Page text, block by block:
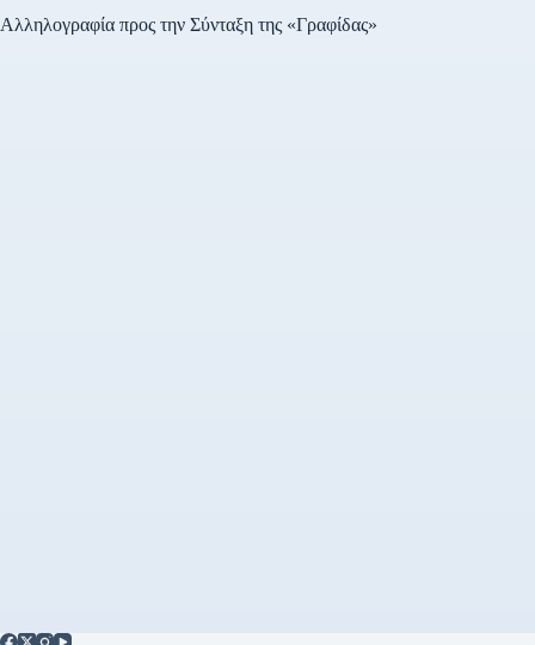
Αλληλογραφία προς την Σύνταξη της «Γραφίδας»